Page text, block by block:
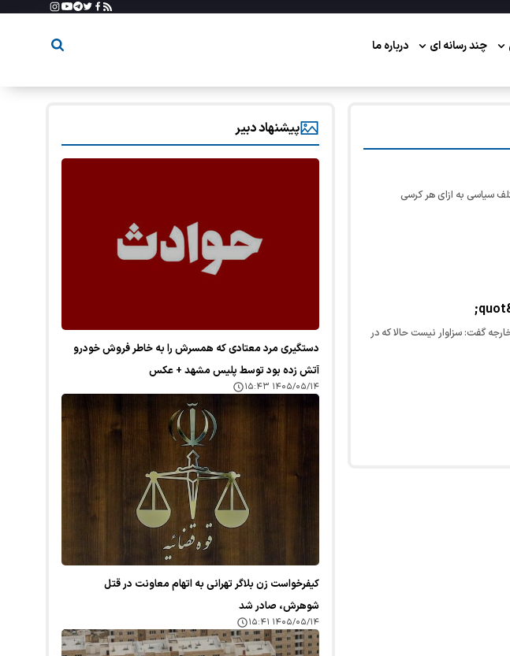
چند رسانه ای درباره ما
نامزد از طیف های مختلف سیاسی به ازای هر کرسی
گفت: سزاوار نیست حالا که در
پیشنهاد دبیر
دستگیری مرد معتادی که همسرش را به خاطر فروش خودرو
آتش زده بود توسط پلیس مشهد + عکس
۱۴۰۵/۰۵/۱۴ ۱۵:۴۳
کیفرخواست زن بلاگر تهرانی به اتهام معاونت در قتل
شوهرش، صادر شد
۱۴۰۵/۰۵/۱۴ ۱۵:۴۱